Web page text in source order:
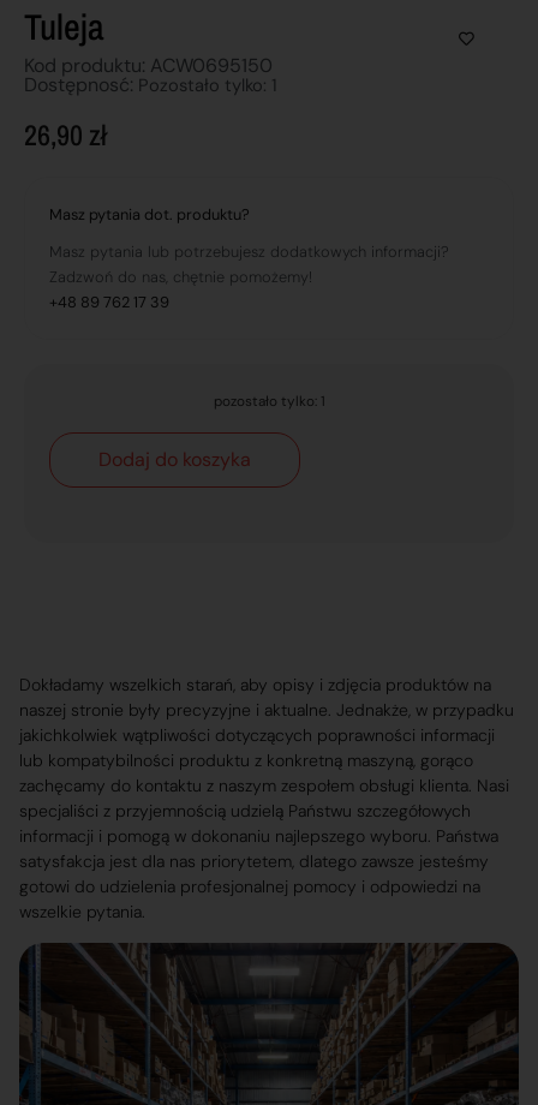
Tuleja
Kod produktu: ACW0695150
Dostępnosć: Pozostało tylko: 1
26,90 zł
Masz pytania dot. produktu?
Masz pytania lub potrzebujesz dodatkowych informacji?
Zadzwoń do nas, chętnie pomożemy!
+48 89 762 17 39
pozostało tylko: 1
Dodaj do koszyka
Dokładamy wszelkich starań, aby opisy i zdjęcia produktów na
naszej stronie były precyzyjne i aktualne. Jednakże, w przypadku
jakichkolwiek wątpliwości dotyczących poprawności informacji
lub kompatybilności produktu z konkretną maszyną, gorąco
zachęcamy do kontaktu z naszym zespołem obsługi klienta. Nasi
specjaliści z przyjemnością udzielą Państwu szczegółowych
informacji i pomogą w dokonaniu najlepszego wyboru. Państwa
satysfakcja jest dla nas priorytetem, dlatego zawsze jesteśmy
gotowi do udzielenia profesjonalnej pomocy i odpowiedzi na
wszelkie pytania.